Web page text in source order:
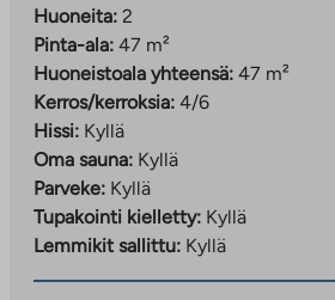
Huoneita: 2
Pinta-ala: 47 m²
Huoneistoala yhteensä: 47 m²
Kerros/kerroksia: 4/6
Hissi: Kyllä
Oma sauna: Kyllä
Parveke: Kyllä
Tupakointi kielletty: Kyllä
Lemmikit sallittu: Kyllä